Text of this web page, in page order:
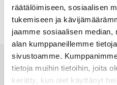
räätälöimiseen, sosiaalisen
tukemiseen ja
jaamme sosiaalisen median,
alan kumppaneillemme
sivustoamme.
tietoja muihin tietoihin, joita
kerätty, kun olet käyttänyt
Ota meihin